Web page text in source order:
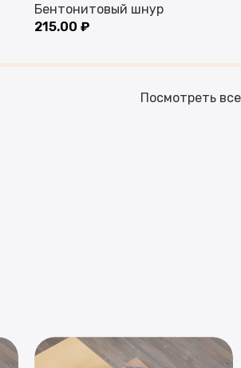
Бентонитовый шнур
215.00₽
Посмотреть все